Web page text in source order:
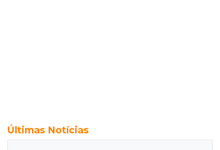
Últimas Notícias